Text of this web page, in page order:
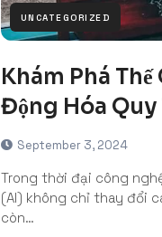
UNCATEGORIZED
Khám Phá Thế
Động Hóa
September 3, 2024
Trong thời đại công
(AI) không chỉ thay đổi
còn…